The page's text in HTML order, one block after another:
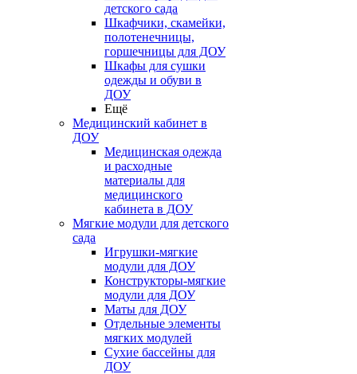
детского сада
Шкафчики, скамейки,
полотенечницы,
горшечницы для ДОУ
Шкафы для сушки
одежды и обуви в
ДОУ
Ещё
Медицинский кабинет в
ДОУ
Медицинская одежда
и расходные
материалы для
медицинского
кабинета в ДОУ
Мягкие модули для детского
сада
Игрушки-мягкие
модули для ДОУ
Конструкторы-мягкие
модули для ДОУ
Маты для ДОУ
Отдельные элементы
мягких модулей
Сухие бассейны для
ДОУ